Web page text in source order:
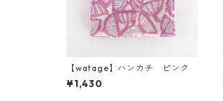
【watage】ハンカチ ピンク
¥1,430